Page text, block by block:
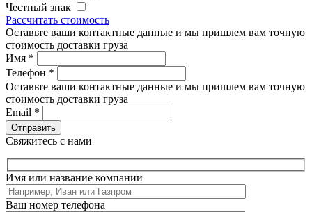
Честный знак
Рассчитать стоимость
Оставьте ваши контактные данные и мы пришлем вам точную
стоимость доставки груза
Имя *
Телефон *
Оставьте ваши контактные данные и мы пришлем вам точную
стоимость доставки груза
Email *
Свяжитесь с нами
Имя или название компании
Ваш номер телефона